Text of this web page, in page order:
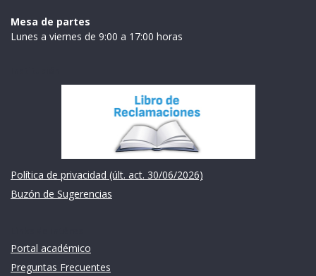
Mesa de partes
Lunes a viernes de 9:00 a 17:00 horas
Política de privacidad (últ. act. 30/06/2026)
Buzón de Sugerencias
Portal académico
Preguntas Frecuentes